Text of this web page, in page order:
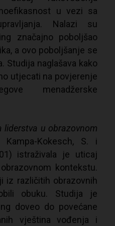
u vezi sa
Nalazi su
značajno poboljšao
a ovo poboljšanje se
Studija naglašava kako
utjecati na povjerenje
menadžerske
liderstva u obrazovnom
Kokesch, S. i
istraživala je uticaj
kontekstu.
iz različitih obrazovnih
obuku. Studija je
doveo do povećane
vještina vođenja i